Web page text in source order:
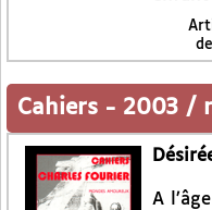
Cahiers - 2003 /
A